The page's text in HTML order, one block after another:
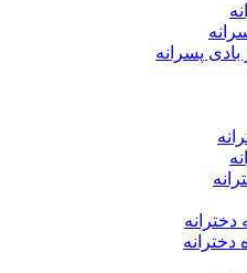
پسرانه
دخترانه
دخترانه